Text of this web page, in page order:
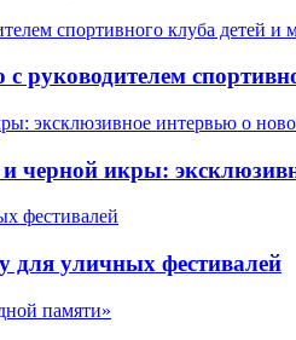
руководителем
икры:
уличных фестивалей